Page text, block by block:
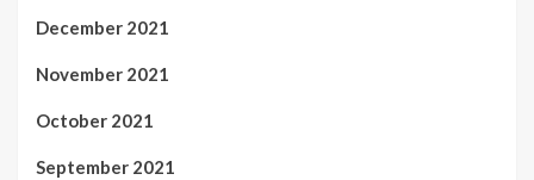
December 2021
November 2021
October 2021
September 2021